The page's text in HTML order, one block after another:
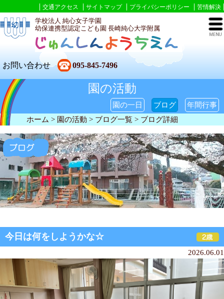
交通アクセス サイトマップ プライバシーポリシー
苦情解決
学校法人 純心女子学園
幼保連携型認定こども園 長崎純心大学附属
お問い合わせ 095-845-7496
園の活動
園の一日 ブログ
年間行事
ホーム > 園の活動 > ブログ一覧 > ブログ詳細
今日は何をしようかな☆
2026.06.01